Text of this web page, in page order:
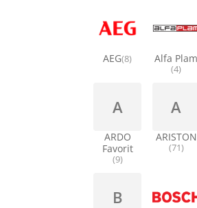
AEG(8) Alfa Plam
(4)
A
ARDO
Favorit
(9)
A
ARISTON
(71)
B